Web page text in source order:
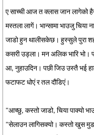
ए साच्ची आज त क्लास जान लागेको
मस्तला लागें। भान्सामा भाउजु चिया
जाडो हुन थालीसकेछ। हुस्सुले पुरा
कसरी उड्ला। मन अलिक भारि भो।
आ, नुहाउदिन। पछी जिउ उस्तै भई
फटाफट धोएं र तल दौडिएं।
"आच्छु, कस्तो जाडो, चिया पाक्यो
"सेलाउन लागिसक्यो। कस्तो खुस मुड